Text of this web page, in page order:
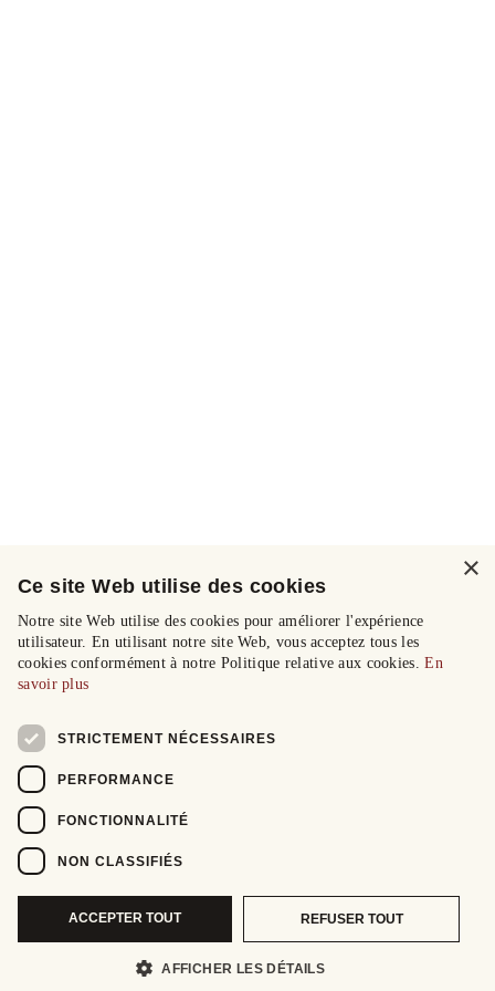
×
Ce site Web utilise des cookies
Notre site Web utilise des cookies pour améliorer l'expérience
utilisateur. En utilisant notre site Web, vous acceptez tous les
cookies conformément à notre Politique relative aux cookies.En
savoir plus
STRICTEMENT NÉCESSAIRES
PERFORMANCE
FONCTIONNALITÉ
NON CLASSIFIÉS
ACCEPTER TOUT REFUSER TOUT
AFFICHER LES DÉTAILS